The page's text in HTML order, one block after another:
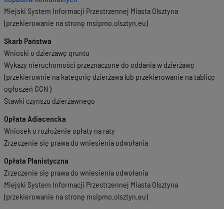
Miejski System Informacji Przestrzennej Miasta Olsztyna
(przekierowanie na stronę msipmo.olsztyn.eu)
Skarb Państwa
Wnioski o dzierżawę gruntu
Wykazy nieruchomości przeznaczone do oddania w dzierżawę
(przekierownie na kategorię dzierżawa lub przekierowanie na tablicę
ogłoszeń GGN )
Stawki czynszu dzierżawnego
Opłata Adiacencka
Wniosek o rozłożenie opłaty na raty
Zrzeczenie się prawa do wniesienia odwołania
Opłata Planistyczna
Zrzeczenie się prawa do wniesienia odwołania
Miejski System Informacji Przestrzennej Miasta Olsztyna
(przekierowanie na stronę msipmo.olsztyn.eu)